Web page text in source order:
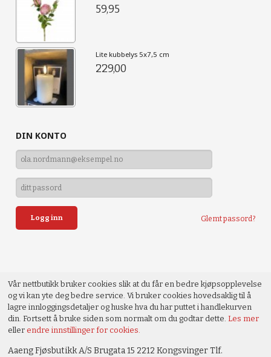
59,95
Lite kubbelys 5x7,5 cm
229,00
DIN KONTO
Glemt passord?
Vår nettbutikk bruker cookies slik at du får en bedre kjøpsopplevelse
og vi kan yte deg bedre service. Vi bruker cookies hovedsaklig til å
lagre innloggingsdetaljer og huske hva du har puttet i handlekurven
din. Fortsett å bruke siden som normalt om du godtar dette.Les mer
ellerendre innstillinger for cookies.
Aaeng Fjøsbutikk A/S Brugata 15 2212 Kongsvinger Tlf.